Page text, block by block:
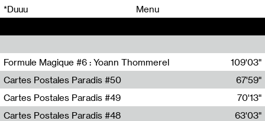
*Duuu Menu
Formule Magique #6 : Yoann Thommerel
Nathalie Lacroix,Yoann Thommerel
109'03"
Cartes Postales Paradis #50
Zoé Leroux
67'59"
Cartes Postales Paradis #49
Aurore Portales
70'13"
Cartes Postales Paradis #48
63'03"
00 00
00 00